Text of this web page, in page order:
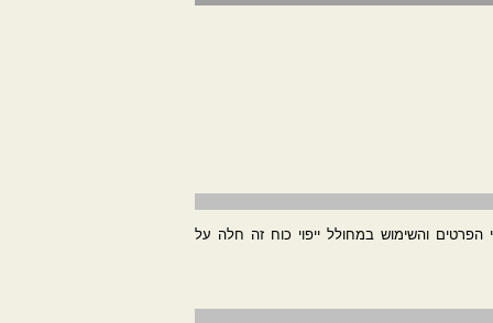
הפרטים והשימוש במחולל ייפוי כוח זה חלה על